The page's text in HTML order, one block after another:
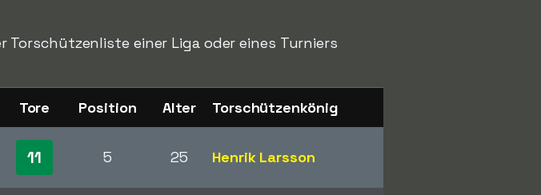
einer Liga oder eines Turniers
Tore Position Alter Torschützenkönig
11 5 25 Henrik Larsson